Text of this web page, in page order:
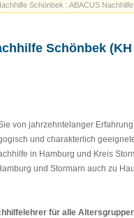
Schönbek : ABACUS
Schönbek
von jahrzehntelanger
und charakterlich
in Hamburg und Kreis
und Stormarn auch zu
für alle